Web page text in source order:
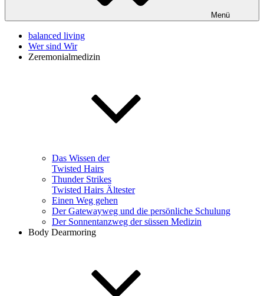
Menü
balanced living
Wer sind Wir
Zeremonialmedizin
Das Wissen der
Twisted Hairs
Thunder Strikes
Twisted Hairs Ältester
Einen Weg gehen
Der Gatewayweg und die persönliche Schulung
Der Sonnentanzweg der süssen Medizin
Body Dearmoring